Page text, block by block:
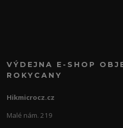
VÝDEJNA E-SHOP
ROKYCANY
Hikmicrocz.cz
Malé nám. 219